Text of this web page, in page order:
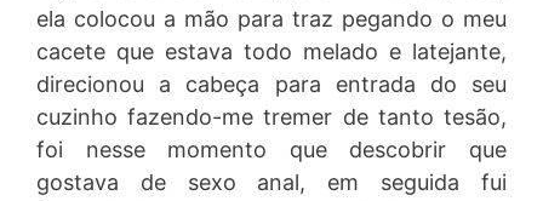
ela colocou a mão para traz pegando o meu
cacete que estava todo melado e latejante,
direcionou a cabeça para entrada do seu
cuzinho fazendo-me tremer de tanto tesão,
foi nesse momento que descobrir que
gostava de sexo anal, em seguida fui